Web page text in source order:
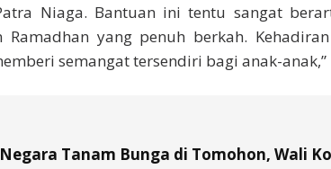
Niaga. Bantuan ini tentu sangat
yang penuh berkah.
semangat tersendiri bagi anak-
Tanam Bunga di Tomohon, Wali